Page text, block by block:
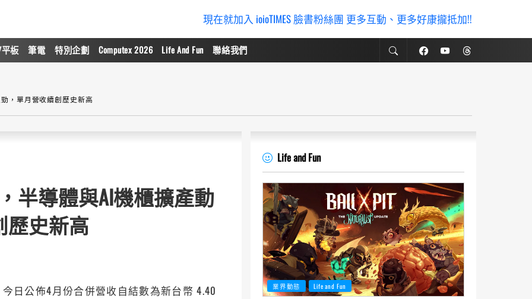
現在就加入 ioioTIMES 臉書粉絲團 更多互動、更多好康攏抵加!!
板 筆電 特別企劃 Computex 2026 Life And Fun 聯絡我們
，單月營收續創歷史新高
半導體與AI機櫃擴產動
歷史新高
今日公佈4月份合併營收自結數為新台幣 4.40
Life and Fun
業界動態 Life and Fun